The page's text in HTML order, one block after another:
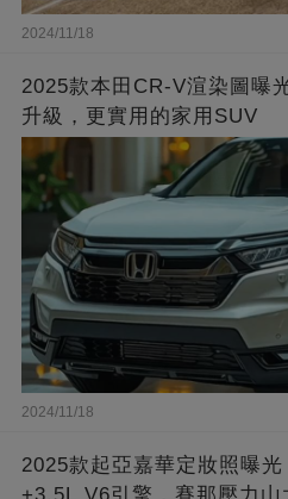
2024/11/18
2025款本田CR-V渲染圖曝
升級，更實用的家用SUV
2024/11/18
2025款起亞嘉華定妝照曝
+3.5L V6引擎，賽那壓力山